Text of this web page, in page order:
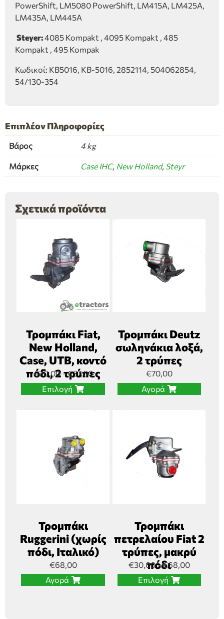
PowerShift, LM5080 PowerShift, LM415A, LM425A,
LM435A, LM445A
Steyer:4085 Kompakt , 4095 Kompakt , 485
Kompakt , 495 Kompak
Κωδικοί: ΚΒ5016, ΚΒ-5016, 2852114, 504062854,
54/130-354
Επιπλέον Πληροφορίες
Βάρος 4 kg
Μάρκες Case IHC, New Holland, Steyr
Σχετικά προϊόντα
Τρομπάκι Fiat,
New Holland,
Case, UTB, κοντό
πόδι, 2 τρύπες
€30,00–€37,00
Επιλογή
Τρομπάκι Deutz
σωληνάκια λοξά,
2 τρύπες
€70,00
Αγορά
Τρομπάκι
Ruggerini (χωρίς
πόδι, Ιταλικό)
€68,00
Αγορά
Τρομπάκι
πετρελαίου Fiat 2
τρύπες, μακρύ
πόδι
€30,00–€68,00
Επιλογή